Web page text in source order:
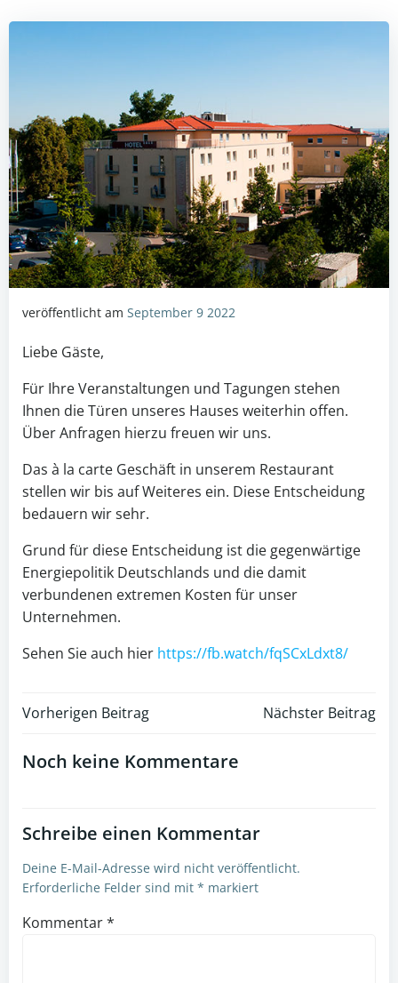
veröffentlicht am September 9 2022
Liebe Gäste,
Für Ihre Veranstaltungen und Tagungen stehen
Ihnen die Türen unseres Hauses weiterhin offen.
Über Anfragen hierzu freuen wir uns.
Das à la carte Geschäft in unserem Restaurant
stellen wir bis auf Weiteres ein. Diese Entscheidung
bedauern wir sehr.
Grund für diese Entscheidung ist die gegenwärtige
Energiepolitik Deutschlands und die damit
verbundenen extremen Kosten für unser
Unternehmen.
Sehen Sie auch hier https://fb.watch/fqSCxLdxt8/
Post
navigation
Vorherigen Beitrag
Post
navigation
Nächster Beitrag
Noch keine Kommentare
Schreibe einen Kommentar
Deine E-Mail-Adresse wird nicht veröffentlicht.
Erforderliche Felder sind mit * markiert
Kommentar*